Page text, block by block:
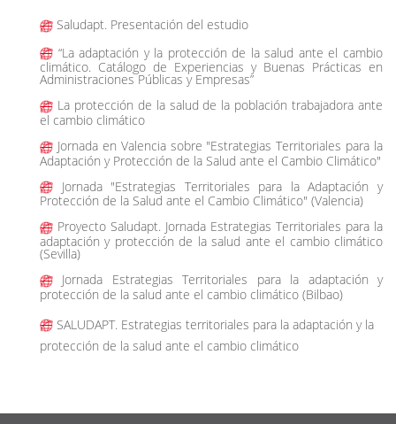
Saludapt. Presentación del estudio
“La adaptación y la protección de la salud ante el cambio
climático. Catálogo de Experiencias y Buenas Prácticas en
Administraciones Públicas y Empresas”
La protección de la salud de la población trabajadora ante
el cambio climático
Jornada en Valencia sobre "Estrategias Territoriales para la
Adaptación y Protección de la Salud ante el Cambio Climático"
Jornada "Estrategias Territoriales para la Adaptación y
Protección de la Salud ante el Cambio Climático" (Valencia)
Proyecto Saludapt. Jornada Estrategias Territoriales para la
adaptación y protección de la salud ante el cambio climático
(Sevilla)
Jornada Estrategias Territoriales para la adaptación y
protección de la salud ante el cambio climático (Bilbao)
SALUDAPT. Estrategias territoriales para la adaptación y la
protección de la salud ante el cambio climático